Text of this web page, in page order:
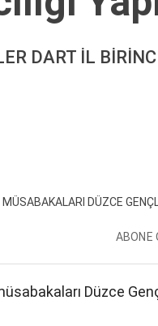
DART İL
ABONE
Düzce